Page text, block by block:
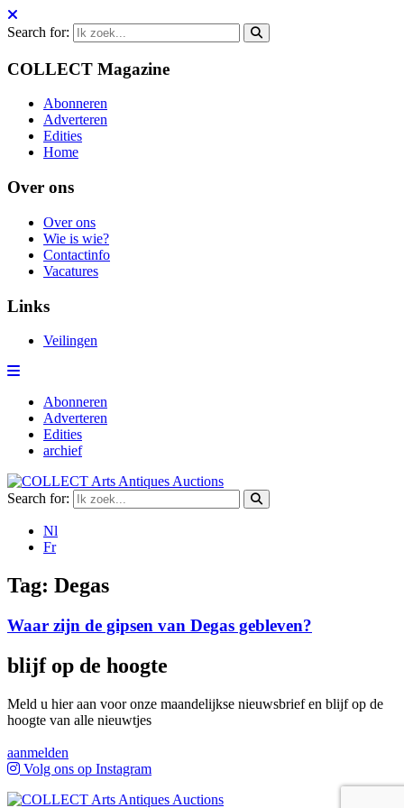
Search for:
COLLECT Magazine
Abonneren
Adverteren
Edities
Home
Over ons
Over ons
Wie is wie?
Contactinfo
Vacatures
Links
Veilingen
Abonneren
Adverteren
Edities
archief
Search for:
Nl
Fr
Tag: Degas
Waar zijn de gipsen van Degas gebleven?
blijf op de hoogte
Meld u hier aan voor onze maandelijkse nieuwsbrief en blijf op de
hoogte van alle nieuwtjes
aanmelden
Volg ons op Instagram